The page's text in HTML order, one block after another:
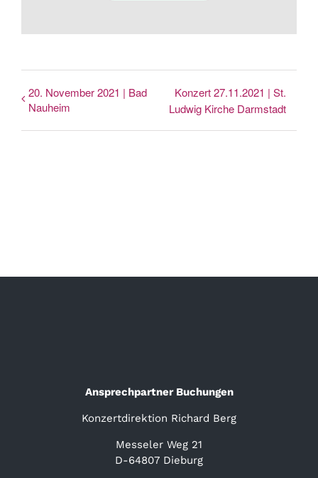
20. November 2021 | Bad
Nauheim
Konzert 27.11.2021 | St.
Ludwig Kirche Darmstadt
Ansprechpartner Buchungen
Konzertdirektion Richard Berg
Messeler Weg 21
D-64807 Dieburg